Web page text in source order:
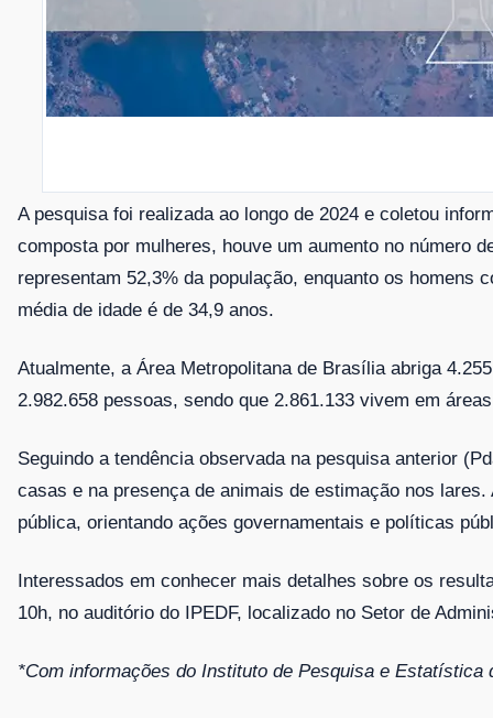
A pesquisa foi realizada ao longo de 2024 e coletou
composta por mulheres, houve um aumento no número
representam 52,3% da população, enquanto os homens
média de idade é de 34,9 anos.
Atualmente, a Área Metropolitana de Brasília abriga
2.982.658 pessoas, sendo que 2.861.133 vivem em
Seguindo a tendência observada na pesquisa anterior
casas e na presença de animais de estimação nos
pública, orientando ações governamentais e políticas
Interessados em conhecer mais detalhes sobre os
10h, no auditório do IPEDF, localizado no Setor de
*Com informações do Instituto de Pesquisa e Estatística